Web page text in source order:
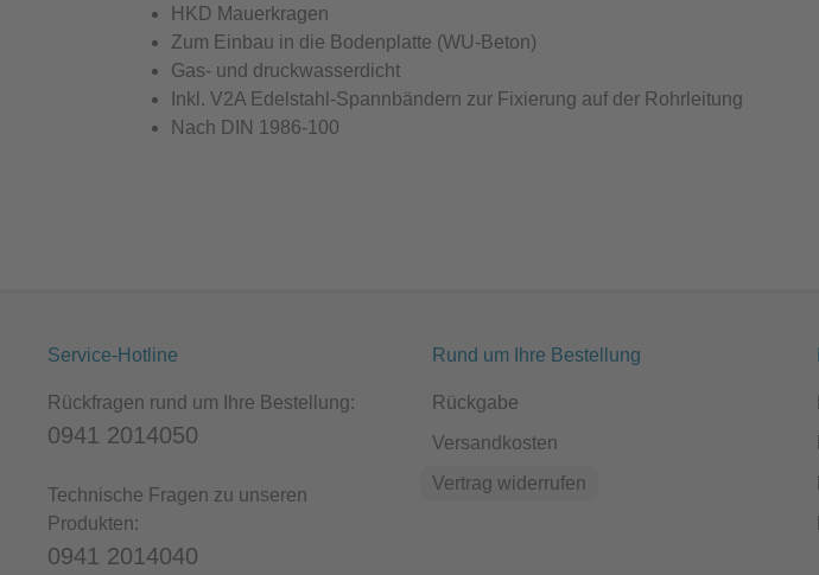
HKD Mauerkragen
Zum Einbau in die Bodenplatte (WU-Beton)
Gas- und druckwasserdicht
Inkl. V2A Edelstahl-Spannbändern zur Fixierung auf der Rohrleitung
Nach DIN 1986-100
Service-Hotline
Rückfragen rund um Ihre Bestellung:
0941 2014050
Technische Fragen zu unseren
Produkten:
0941 2014040
Rund um Ihre Bestellung
Rückgabe
Versandkosten
Vertrag widerrufen